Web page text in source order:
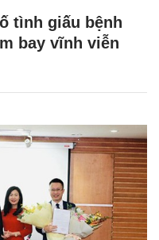
tình giấu bệnh
bay vĩnh viễn